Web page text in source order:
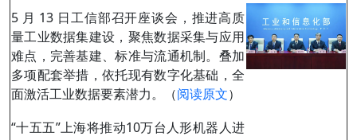
5 月 13 日工信部召开座谈会，推进高质
量工业数据集建设，聚焦数据采集与应用
难点，完善基建、标准与流通机制。叠加
多项配套举措，依托现有数字化基础，全
面激活工业数据要素潜力。（阅读原文）
“十五五”上海将推动10万台人形机器人进